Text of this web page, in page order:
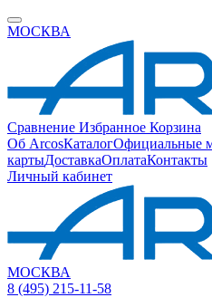
МОСКВА
Сравнение Избранное Корзина
Об ArcosКаталогОфициальные
картыДоставкаОплатаКонтакты
Личный кабинет
МОСКВА
8 (495) 215-11-58